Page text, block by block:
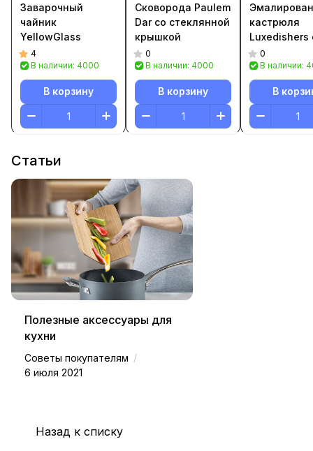
Заварочный
чайник
YellowGlass
4
В наличии: 4000
В корзину
Сковорода Paulem
Dar со стеклянной
крышкой
0
В наличии: 4000
В корзину
кастрюля
Luxedishers
крышкой
0
В наличии:
В
Статьи
Полезные аксессуары для
кухни
Советы покупателям /
6 июля 2021
Назад к списку